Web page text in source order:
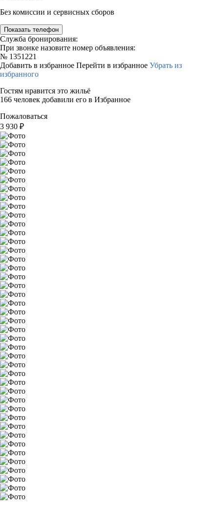
Без комиссии и сервисных сборов
Показать телефон
Служба бронирования:
При звонке назовите номер объявления:
№ 1351221
Добавить в избранное Перейти в избранное Убрать из
избранного
Гостям нравится это жильё
166 человек добавили его в Избранное
Пожаловаться
3 930 ₽